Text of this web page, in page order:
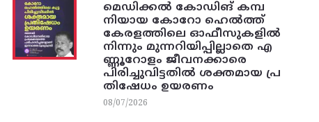
മെഡിക്കൽ കോഡിങ് കമ്പ
നിയായ കോറോ ഹെൽത്ത്
കേരളത്തിലെ ഓഫീസുകളിൽ
നിന്നും മുന്നറിയിപ്പില്ലാതെ എ
ണ്ണൂറോളം ജീവനക്കാരെ
പിരിച്ചുവിട്ടതിൽ‌ ശക്തമായ പ്ര
തിഷേധം ഉയരണം
08/07/2026